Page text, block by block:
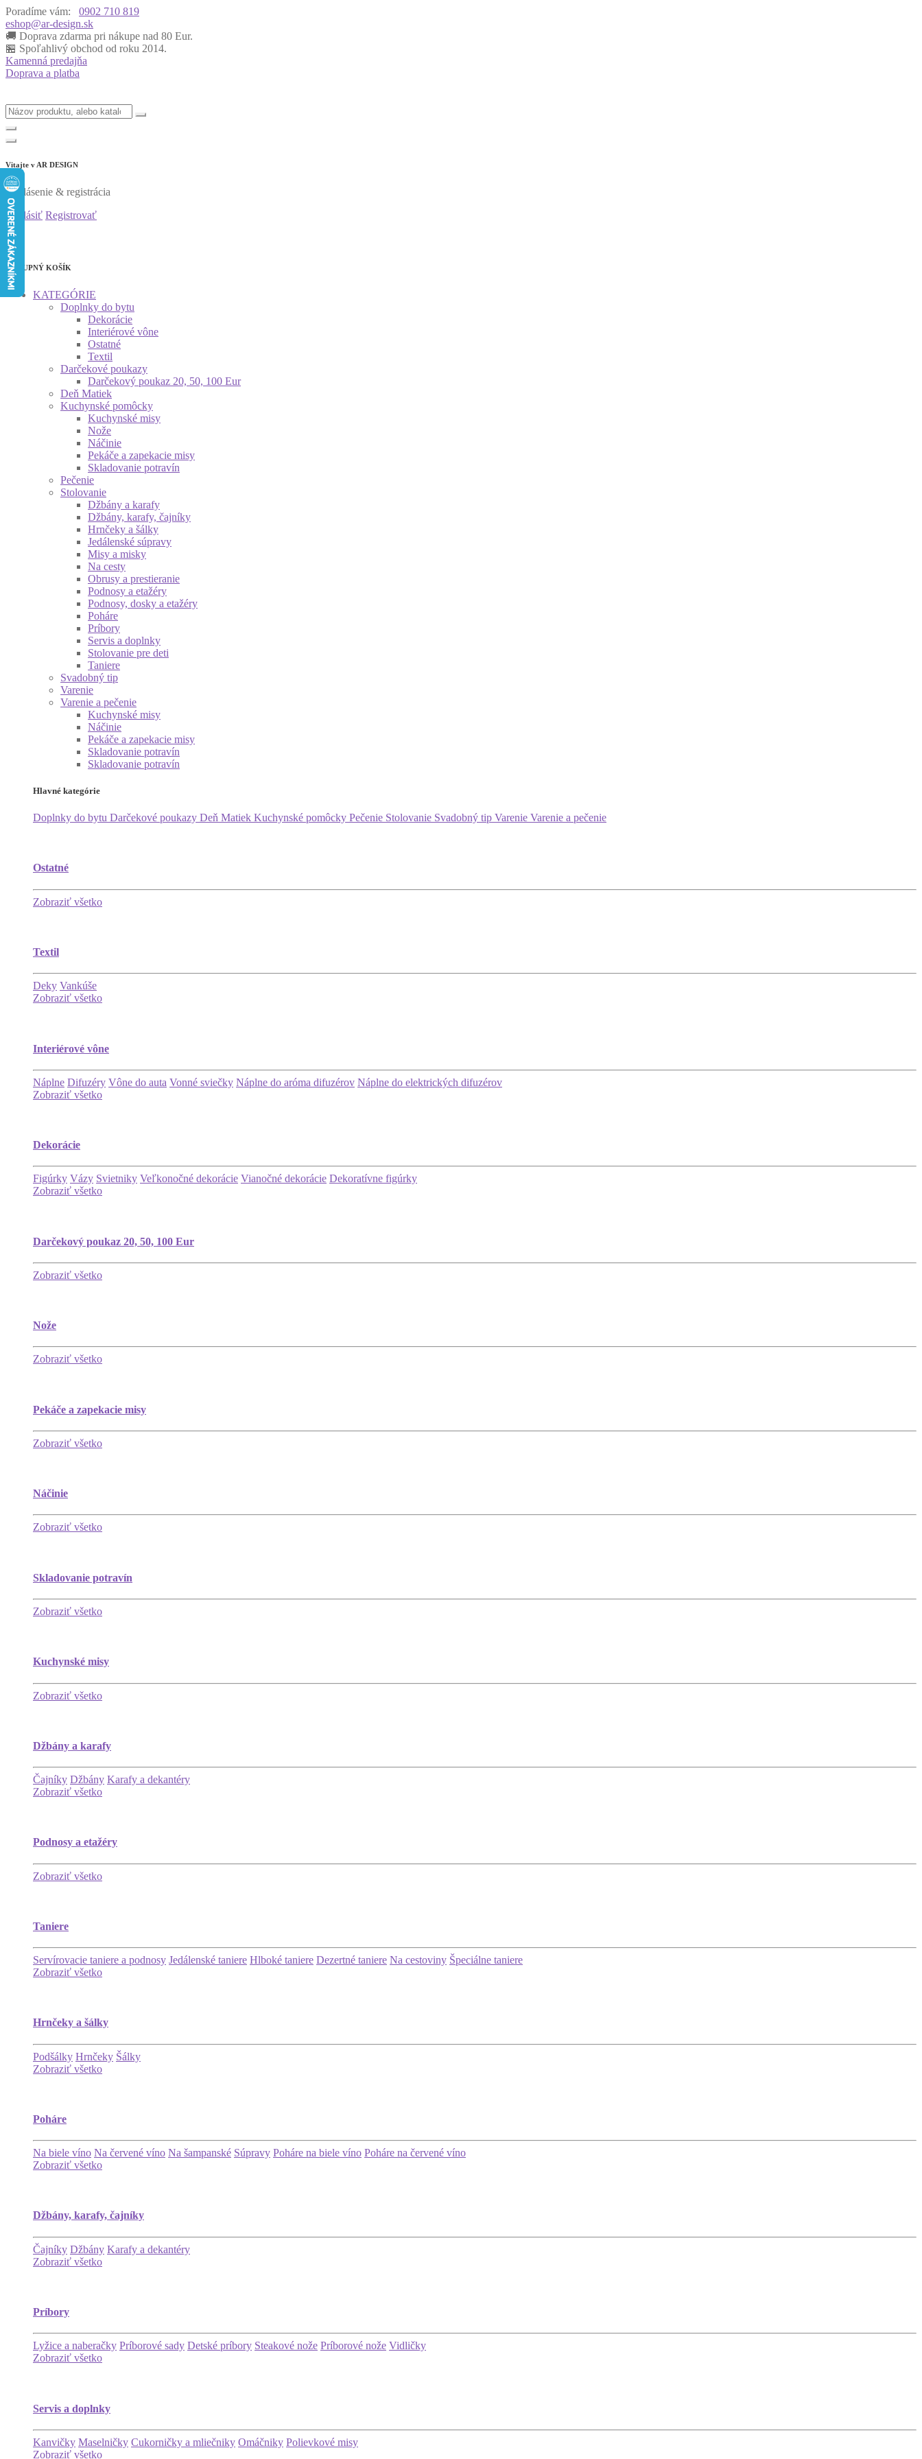
Poradíme vám:
0902 710 819
eshop@ar-design.sk
🚚 Doprava zdarma pri nákupe nad 80 Eur.
🏪 Spoľahlivý obchod od roku 2014.
Kamenná predajňa
Doprava a platba
Vitajte v AR DESIGN
Prihlásenie & registrácia
Prihlásiť Registrovať
0
0
NÁKUPNÝ KOŠÍK
KATEGÓRIE
Doplnky do bytu
Dekorácie
Interiérové vône
Ostatné
Textil
Darčekové poukazy
Darčekový poukaz 20, 50, 100 Eur
Deň Matiek
Kuchynské pomôcky
Kuchynské misy
Nože
Náčinie
Pekáče a zapekacie misy
Skladovanie potravín
Pečenie
Stolovanie
Džbány a karafy
Džbány, karafy, čajníky
Hrnčeky a šálky
Jedálenské súpravy
Misy a misky
Na cesty
Obrusy a prestieranie
Podnosy a etažéry
Podnosy, dosky a etažéry
Poháre
Príbory
Servis a doplnky
Stolovanie pre deti
Taniere
Svadobný tip
Varenie
Varenie a pečenie
Kuchynské misy
Náčinie
Pekáče a zapekacie misy
Skladovanie potravín
Skladovanie potravín
Hlavné kategórie
Doplnky do bytu Darčekové poukazy Deň Matiek Kuchynské pomôcky Pečenie Stolovanie Svadobný tip Varenie Varenie a pečenie
Ostatné
Zobraziť všetko
Textil
Deky Vankúše
Zobraziť všetko
Interiérové vône
Náplne Difuzéry Vône do auta Vonné sviečky Náplne do aróma difuzérov Náplne do elektrických difuzérov
Zobraziť všetko
Dekorácie
Figúrky Vázy Svietniky Veľkonočné dekorácie Vianočné dekorácie Dekoratívne figúrky
Zobraziť všetko
Darčekový poukaz 20, 50, 100 Eur
Zobraziť všetko
Nože
Zobraziť všetko
Pekáče a zapekacie misy
Zobraziť všetko
Náčinie
Zobraziť všetko
Skladovanie potravín
Zobraziť všetko
Kuchynské misy
Zobraziť všetko
Džbány a karafy
Čajníky Džbány Karafy a dekantéry
Zobraziť všetko
Podnosy a etažéry
Zobraziť všetko
Taniere
Servírovacie taniere a podnosy Jedálenské taniere Hlboké taniere Dezertné taniere Na cestoviny Špeciálne taniere
Zobraziť všetko
Hrnčeky a šálky
Podšálky Hrnčeky Šálky
Zobraziť všetko
Poháre
Na biele víno Na červené víno Na šampanské Súpravy Poháre na biele víno Poháre na červené víno
Zobraziť všetko
Džbány, karafy, čajníky
Čajníky Džbány Karafy a dekantéry
Zobraziť všetko
Príbory
Lyžice a naberačky Príborové sady Detské príbory Steakové nože Príborové nože Vidličky
Zobraziť všetko
Servis a doplnky
Kanvičky Maselničky Cukorničky a mliečniky Omáčniky Polievkové misy
Zobraziť všetko